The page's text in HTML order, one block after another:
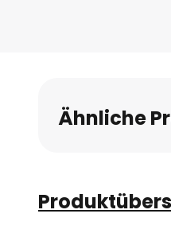
Bildgalerie
springen
Ähnliche